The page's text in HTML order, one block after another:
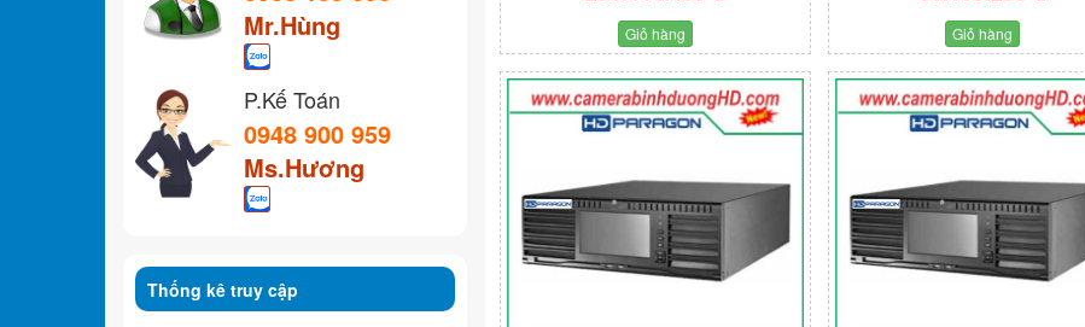
Giỏ hàng Giỏ hàng
Mr.Hùng
P.Kế Toán
0948 900 959
Ms.Hương
Thống kê truy cập